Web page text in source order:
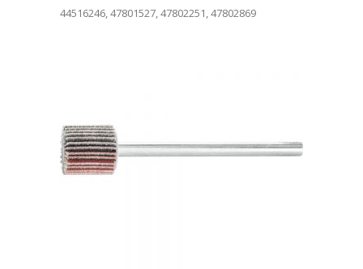
44516246, 47801527, 47802251, 47802869